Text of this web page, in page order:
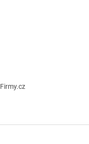
Firmy.cz